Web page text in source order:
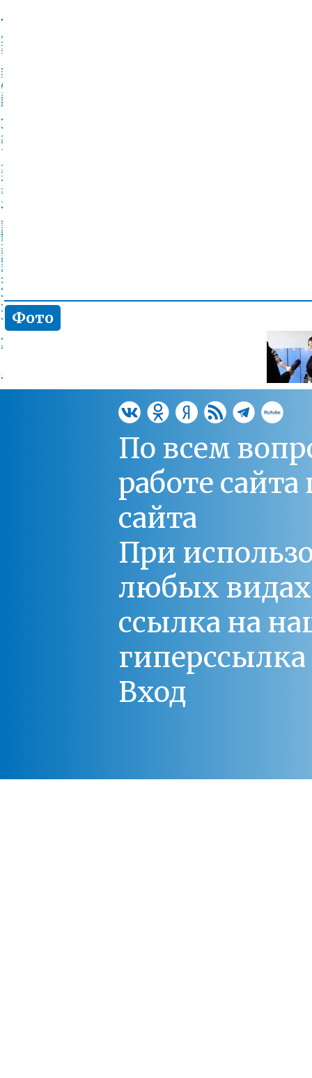
Фото
По всем
работе
сайта
При
любых
ссылка на
Вход